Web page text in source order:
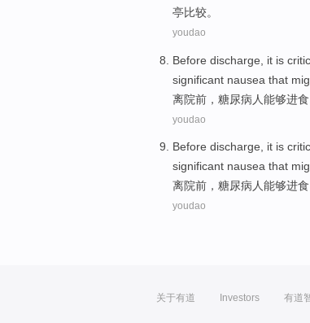
亭比较。
youdao
Before discharge , it is
significant nausea that
离院前， 糖尿病 人能够进食
youdao
Before discharge, it is
significant nausea that
离院前， 糖尿病人能够进食
youdao
关于有道 Investors 有道